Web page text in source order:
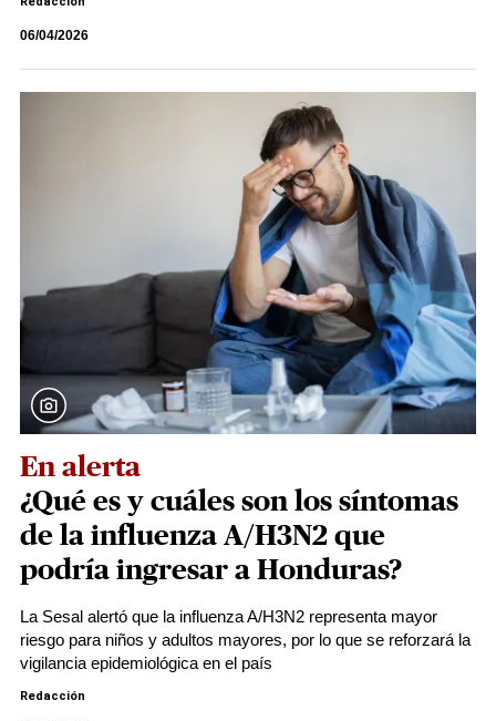
06/04/2026
En alerta
¿Qué es y cuáles son los síntomas
de la influenza A/H3N2 que
podría ingresar a Honduras?
La Sesal alertó que la influenza A/H3N2 representa mayor
riesgo para niños y adultos mayores, por lo que se reforzará la
vigilancia epidemiológica en el país
Redacción